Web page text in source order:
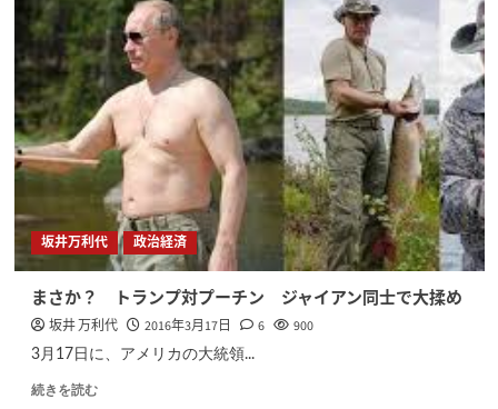
坂井万利代 政治経済
まさか？ トランプ対プーチン ジャイアン同士で大揉め
坂井 万利代 2016年3月17日 6 900
3月17日に、アメリカの大統領...
続きを読む